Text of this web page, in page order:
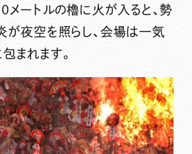
メートルの櫓に火が入ると、勢
が夜空を照らし、会場は一気
まれます。